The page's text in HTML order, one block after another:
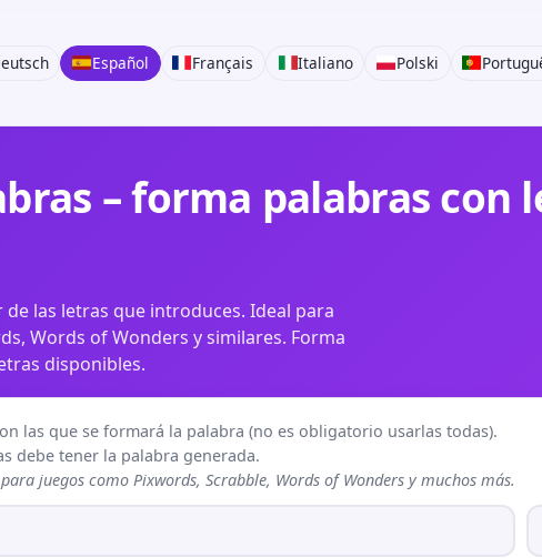
Español Français Italiano Polski
– forma palabras con
las letras que introduces. Ideal para
Words of Wonders y similares. Forma
disponibles.
las que se formará la palabra (no es obligatorio usarlas todas).
debe tener la palabra generada.
juegos como Pixwords, Scrabble, Words of Wonders y muchos más.